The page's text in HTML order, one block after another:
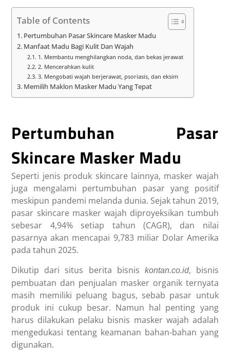
Table of Contents
Pertumbuhan Pasar Skincare Masker Madu
Manfaat Madu Bagi Kulit Dan Wajah
1. Membantu menghilangkan noda, dan bekas jerawat
2. Mencerahkan kulit
3. Mengobati wajah berjerawat, psoriasis, dan eksim
Memilih Maklon Masker Madu Yang Tepat
Pertumbuhan Pasar
Skincare Masker Madu
Seperti jenis produk skincare lainnya, masker wajah
juga mengalami pertumbuhan pasar yang positif
meskipun pandemi melanda dunia. Sejak tahun 2019,
pasar skincare masker wajah diproyeksikan tumbuh
sebesar 4,94% setiap tahun (CAGR), dan nilai
pasarnya akan mencapai 9,783 miliar Dolar Amerika
pada tahun 2025.
Dikutip dari situs berita bisnis
kontan.co.id, bisnis
pembuatan dan penjualan masker organik ternyata
masih memiliki peluang bagus, sebab pasar untuk
produk ini cukup besar. Namun hal penting yang
harus dilakukan pelaku bisnis masker wajah adalah
mengedukasi tentang keamanan bahan-bahan yang
digunakan.